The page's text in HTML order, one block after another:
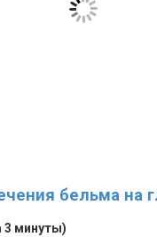
бельма на
3 минуты)